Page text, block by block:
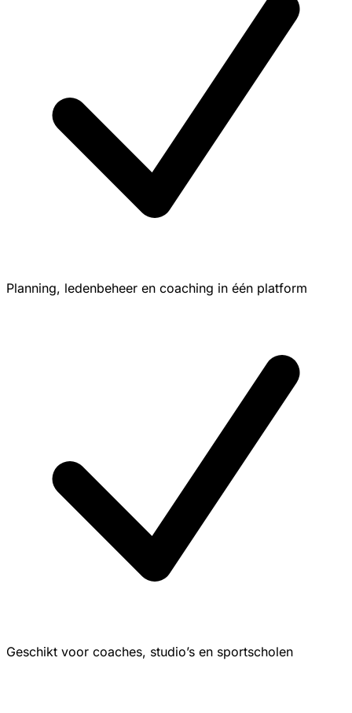
Planning, ledenbeheer en coaching in één platform
Geschikt voor coaches, studio’s en sportscholen